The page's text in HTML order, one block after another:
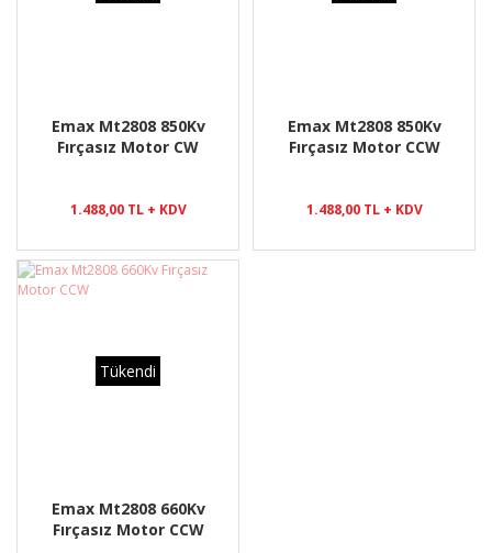
Emax Mt2808 850Kv
Fırçasız Motor CW
1.488,00 TL + KDV
Emax Mt2808 850Kv
Fırçasız Motor CCW
1.488,00 TL + KDV
Tükendi
Emax Mt2808 660Kv
Fırçasız Motor CCW